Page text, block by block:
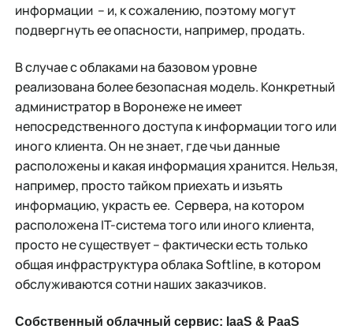
информации – и, к сожалению, поэтому могут
подвергнуть ее опасности, например, продать.
В случае с облаками на базовом уровне
реализована более безопасная модель. Конкретный
администратор в Воронеже не имеет
непосредственного доступа к информации того или
иного клиента. Он не знает, где чьи данные
расположены и какая информация хранится. Нельзя,
например, просто тайком приехать и изъять
информацию, украсть ее. Сервера, на котором
расположена IT-система того или иного клиента,
просто не существует – фактически есть только
общая инфраструктура облака Softline, в котором
обслуживаются сотни наших заказчиков.
Собственный облачный сервис: IaaS & PaaS